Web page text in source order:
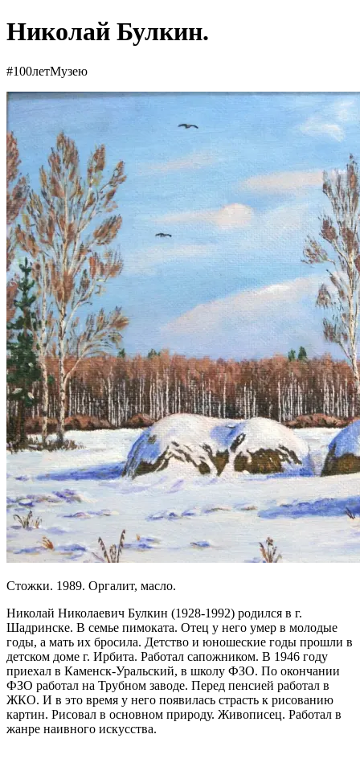
Николай Булкин.
#100летМузею
Стожки. 1989. Оргалит, масло.
Николай Николаевич Булкин (1928-1992) родился в г.
Шадринске. В семье пимоката. Отец у него умер в молодые
годы, а мать их бросила. Детство и юношеские годы прошли в
детском доме г. Ирбита. Работал сапожником. В 1946 году
приехал в Каменск-Уральский, в школу ФЗО. По окончании
ФЗО работал на Трубном заводе. Перед пенсией работал в
ЖКО. И в это время у него появилась страсть к рисованию
картин. Рисовал в основном природу. Живописец. Работал в
жанре наивного искусства.